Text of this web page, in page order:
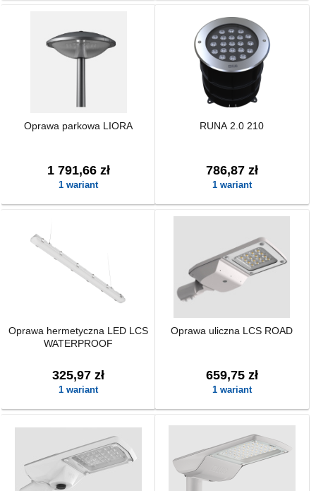
Oprawa parkowa LIORA
1 791,66 zł
1 wariant
RUNA 2.0 210
786,87 zł
1 wariant
Oprawa hermetyczna LED LCS
WATERPROOF
325,97 zł
1 wariant
Oprawa uliczna LCS ROAD
659,75 zł
1 wariant